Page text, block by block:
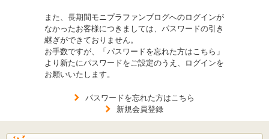
また、長期間モニプラファンブログへのログインが
なかったお客様につきましては、パスワードの引き
継ぎができておりません。
お手数ですが、「パスワードを忘れた方はこちら」
より新たにパスワードをご設定のうえ、ログインを
お願いいたします。
パスワードを忘れた方はこちら
新規会員登録